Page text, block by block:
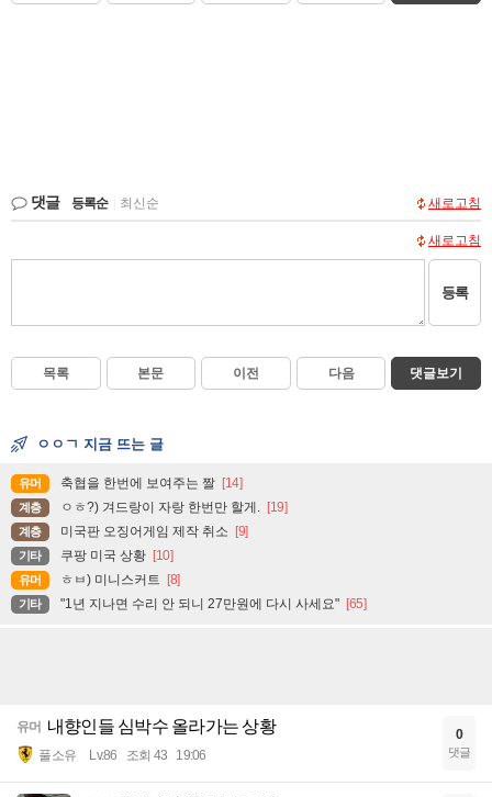
댓글 등록순 최신순 새로고침
새로고침
등록
목록 본문 이전 다음 댓글보기
ㅇㅇㄱ 지금 뜨는 글
유머 축협을 한번에 보여주는 짤 [14]
계층 ㅇㅎ?) 겨드랑이 자랑 한번만 할게. [19]
계층 미국판 오징어게임 제작 취소 [9]
기타 쿠팡 미국 상황 [10]
유머 ㅎㅂ) 미니스커트 [8]
기타 "1년 지나면 수리 안 되니 27만원에 다시 사세요" [65]
유머 내향인들 심박수 올라가는 상황
풀소유 Lv.86 조회 43 19:06
0
댓글